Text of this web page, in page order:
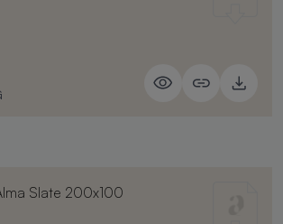
Slate 200x100